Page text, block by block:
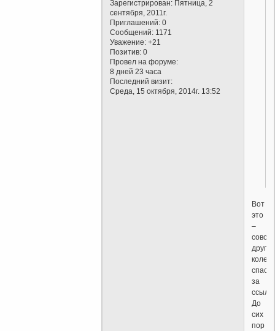
Зарегистрирован: Пятница, 2
сентября, 2011г.
Приглашений: 0
Сообщений: 1171
Уважение: +21
Позитив: 0
Провел на форуме:
8 дней 23 часа
Последний визит:
Среда, 15 октября, 2014г. 13:52
Вот
это
–
другой
за
До
сих
пор